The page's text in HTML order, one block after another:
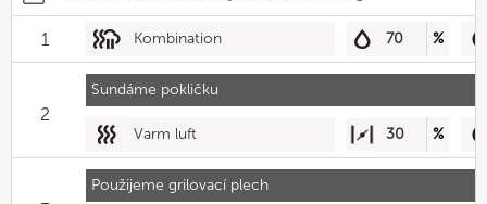
1 Kombination 70 %
Sundáme pokličku
2
Varm luft 30 %
Použijeme grilovací plech